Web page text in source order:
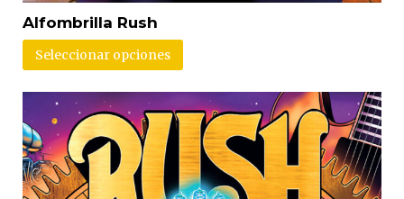
Alfombrilla Rush
Seleccionar opciones